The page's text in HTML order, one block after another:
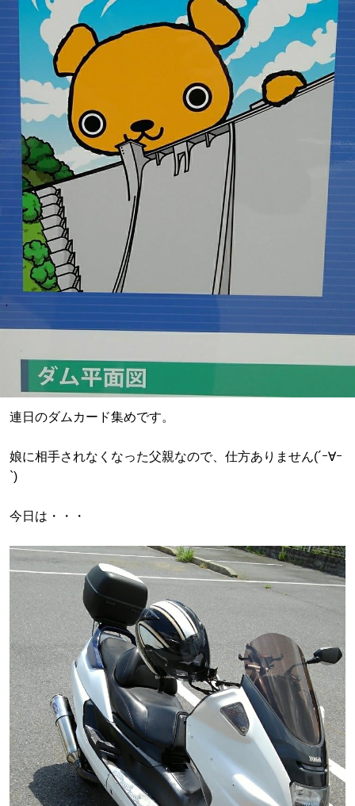
連日のダムカード集めです。
娘に相手されなくなった父親なので、仕方ありません(´ｰ∀ｰ
`)
今日は・・・